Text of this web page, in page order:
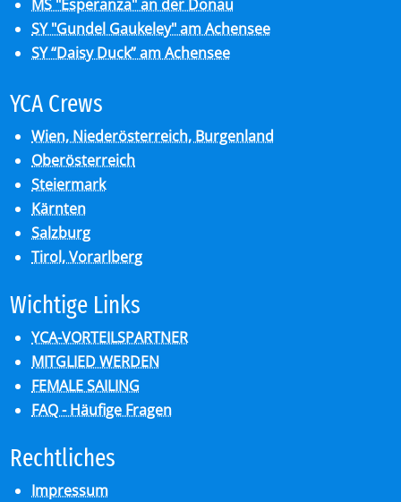
MS "Esperanza" an der Donau
SY "Gundel Gaukeley" am Achensee
SY “Daisy Duck” am Achensee
YCA Crews
Wien, Niederösterreich, Burgenland
Oberösterreich
Steiermark
Kärnten
Salzburg
Tirol, Vorarlberg
Wich­ti­ge Links
YCA-VORTEILSPARTNER
MITGLIED WERDEN
FEMALE SAILING
FAQ - Häufige Fragen
Recht­li­ches
Impressum